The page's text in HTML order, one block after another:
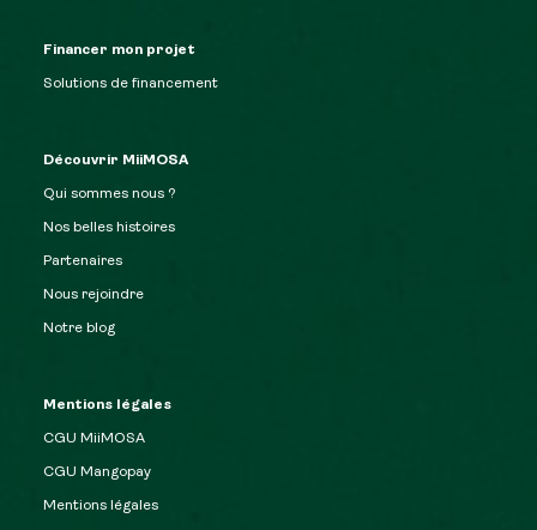
Financer mon projet
Solutions de financement
Découvrir MiiMOSA
Qui sommes nous ?
Nos belles histoires
Partenaires
Nous rejoindre
Notre blog
Mentions légales
CGU MiiMOSA
CGU Mangopay
Mentions légales